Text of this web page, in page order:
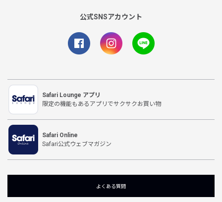
公式SNSアカウント
Safari Lounge アプリ
限定の機能もあるアプリでサクサクお買い物
Safari Online
Safari公式ウェブマガジン
よくある質問